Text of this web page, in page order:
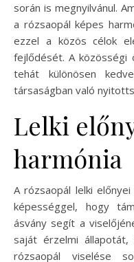
során is megnyilvánul.
a rózsaopál képes
ezzel a közös célok
fejlődését. A közösségi
tehát különösen
társaságban való
Lelki
harmónia
A rózsaopál lelki
képességgel, hogy
ásvány segít a
saját érzelmi
rózsaopál viselése